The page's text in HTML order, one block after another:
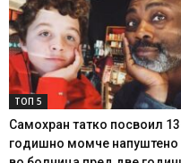
ТОП 5
Самохран татко посвоил
годишно момче напуштено